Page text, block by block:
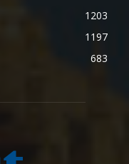
1203
1197
683